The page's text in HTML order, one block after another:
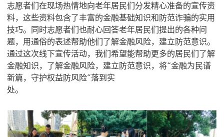
志愿者们在现场热情地向老年居民们分发精心准备的宣传资
料，这些资料包含了丰富的金融基础知识和防范诈骗的实用
技巧。同时志愿者们也耐心回答老年居民们提出的各种问
题，用通俗的表述帮助他们了解金融风险，建立防范意识。
通过这次线下宣传活动，我们希望能帮助更多的居民们了解
金融知识，了解金融风险，建立防范意识，将“金融为民谱
新篇，守护权益防风险”落到实
处。